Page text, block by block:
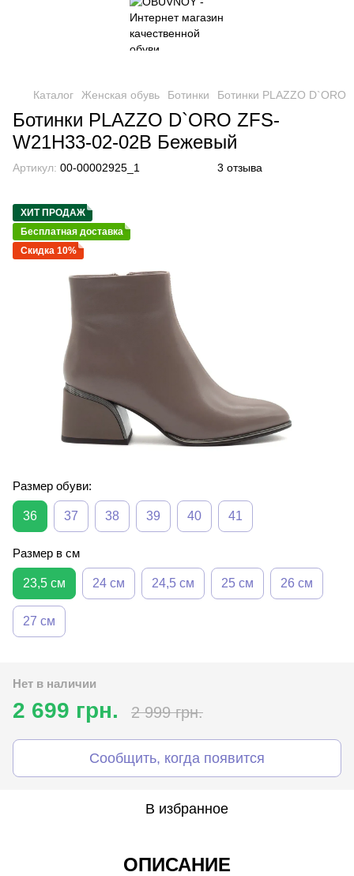
Каталог Женская обувь Ботинки Ботинки PLAZZO D`ORO
Ботинки PLAZZO D`ORO ZFS-
W21H33-02-02B Бежевый
Артикул: 00-00002925_1 3 отзыва
ХИТ ПРОДАЖ
Бесплатная доставка
Скидка 10%
Размер обуви:
36 37 38 39 40 41
Размер в см
23,5 см 24 см 24,5 см 25 см 26 см
27 см
Нет в наличии
2 699 грн. 2 999 грн.
Сообщить, когда появится
В избранное
ОПИСАНИЕ